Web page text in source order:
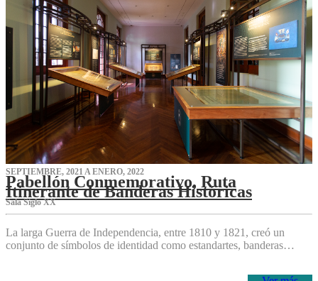
SEPTIEMBRE, 2021 A ENERO, 2022
Pabellón Conmemorativo, Ruta
Itinerante de Banderas Históricas
Sala Siglo XX
La larga Guerra de Independencia, entre 1810 y 1821, creó un
conjunto de símbolos de identidad como estandartes, banderas…